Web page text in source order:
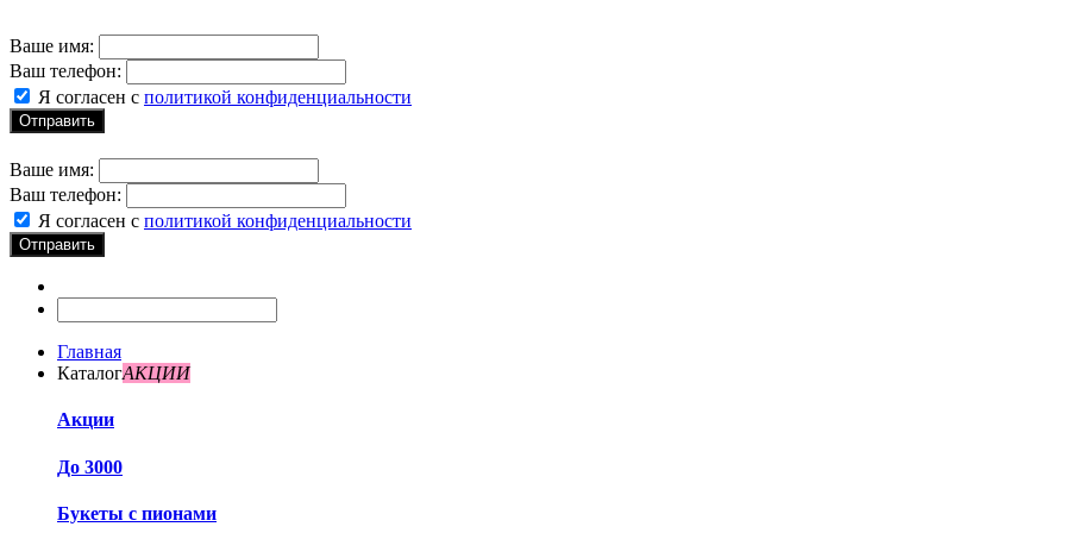
Ваше имя:
Ваш телефон:
Я согласен с политикой конфиденциальности
Отправить
Ваше имя:
Ваш телефон:
Я согласен с политикой конфиденциальности
Отправить
Главная
КаталогАКЦИИ
Акции
До 3000
Букеты с пионами